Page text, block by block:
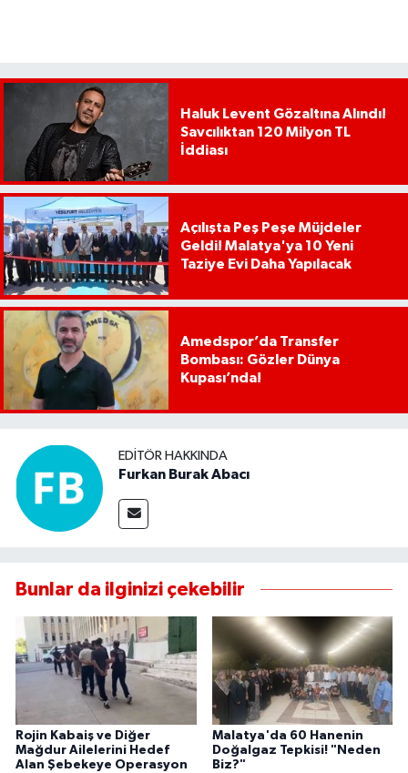
Haluk Levent Gözaltına Alındı!
Savcılıktan 120 Milyon TL
İddiası
Açılışta Peş Peşe Müjdeler
Geldi! Malatya'ya 10 Yeni
Taziye Evi Daha Yapılacak
Amedspor’da Transfer
Bombası: Gözler Dünya
Kupası’nda!
EDITÖR HAKKINDA
Furkan Burak Abacı
Bunlar da ilginizi çekebilir
Rojin Kabaiş ve Diğer
Mağdur Ailelerini Hedef
Alan Şebekeye Operasyon
Malatya'da 60 Hanenin
Doğalgaz Tepkisi! "Neden
Biz?"